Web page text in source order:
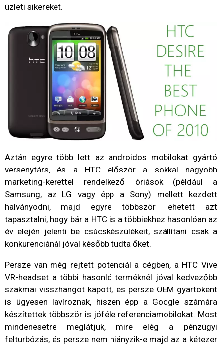
üzleti sikereket.
Aztán egyre több lett az androidos mobilokat gyártó
versenytárs, és a HTC először a sokkal nagyobb
marketing-kerettel rendelkező óriások (például a
Samsung, az LG vagy épp a Sony) mellett kezdett
halványodni, majd egyre többször lehetett azt
tapasztalni, hogy bár a HTC is a többiekhez hasonlóan az
év elején jelenti be csúcskészülékeit, szállítani csak a
konkurenciánál jóval később tudta őket.
Persze van még rejtett potenciál a cégben, a HTC Vive
VR-headset a többi hasonló terméknél jóval kedvezőbb
szakmai visszhangot kapott, és persze OEM gyártóként
is ügyesen lavíroznak, hiszen épp a Google számára
készítettek többször is jóféle referenciamobilokat. Most
mindenesetre meglátjuk, mire elég a pénzügyi
felturbózás, és persze nem hiányzik-e majd az a kétezer